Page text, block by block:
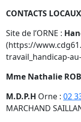
CONTACTS
Site de l’ORNE :
(https://
travail_handicap-
Mme Nathalie
M.D.P.H Orne : 02
MARCHAND